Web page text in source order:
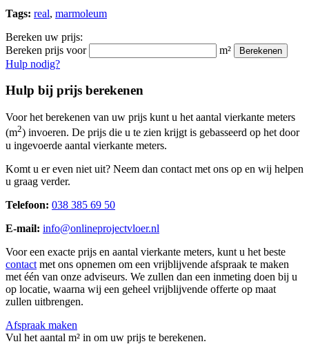
Tags: real, marmoleum
Bereken uw prijs:
Bereken prijs voor
m² Berekenen
Hulp nodig?
Hulp bij prijs berekenen
Voor het berekenen van uw prijs kunt u het aantal vierkante meters
(m2) invoeren. De prijs die u te zien krijgt is gebasseerd op het door
u ingevoerde aantal vierkante meters.
Komt u er even niet uit? Neem dan contact met ons op en wij helpen
u graag verder.
Telefoon: 038 385 69 50
E-mail: info@onlineprojectvloer.nl
Voor een exacte prijs en aantal vierkante meters, kunt u het beste
contact met ons opnemen om een vrijblijvende afspraak te maken
met één van onze adviseurs. We zullen dan een inmeting doen bij u
op locatie, waarna wij een geheel vrijblijvende offerte op maat
zullen uitbrengen.
Afspraak maken
Vul het aantal m² in om uw prijs te berekenen.